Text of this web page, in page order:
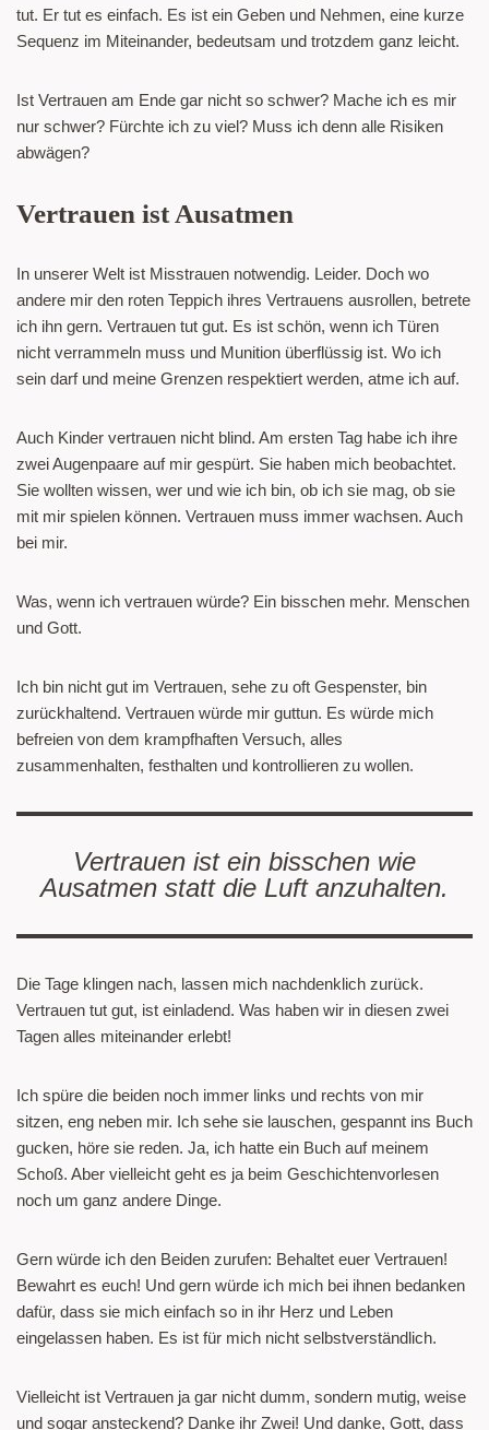
tut. Er tut es einfach. Es ist ein Geben und Nehmen, eine kurze
Sequenz im Miteinander, bedeutsam und trotzdem ganz leicht.
Ist Vertrauen am Ende gar nicht so schwer? Mache ich es mir
nur schwer? Fürchte ich zu viel? Muss ich denn alle Risiken
abwägen?
Vertrauen ist Ausatmen
In unserer Welt ist Misstrauen notwendig. Leider. Doch wo
andere mir den roten Teppich ihres Vertrauens ausrollen, betrete
ich ihn gern. Vertrauen tut gut. Es ist schön, wenn ich Türen
nicht verrammeln muss und Munition überflüssig ist. Wo ich
sein darf und meine Grenzen respektiert werden, atme ich auf.
Auch Kinder vertrauen nicht blind. Am ersten Tag habe ich ihre
zwei Augenpaare auf mir gespürt. Sie haben mich beobachtet.
Sie wollten wissen, wer und wie ich bin, ob ich sie mag, ob sie
mit mir spielen können. Vertrauen muss immer wachsen. Auch
bei mir.
Was, wenn ich vertrauen würde? Ein bisschen mehr. Menschen
und Gott.
Ich bin nicht gut im Vertrauen, sehe zu oft Gespenster, bin
zurückhaltend. Vertrauen würde mir guttun. Es würde mich
befreien von dem krampfhaften Versuch, alles
zusammenhalten, festhalten und kontrollieren zu wollen.
Vertrauen ist ein bisschen wie
Ausatmen statt die Luft anzuhalten.
Die Tage klingen nach, lassen mich nachdenklich zurück.
Vertrauen tut gut, ist einladend. Was haben wir in diesen zwei
Tagen alles miteinander erlebt!
Ich spüre die beiden noch immer links und rechts von mir
sitzen, eng neben mir. Ich sehe sie lauschen, gespannt ins Buch
gucken, höre sie reden. Ja, ich hatte ein Buch auf meinem
Schoß. Aber vielleicht geht es ja beim Geschichtenvorlesen
noch um ganz andere Dinge.
Gern würde ich den Beiden zurufen: Behaltet euer Vertrauen!
Bewahrt es euch! Und gern würde ich mich bei ihnen bedanken
dafür, dass sie mich einfach so in ihr Herz und Leben
eingelassen haben. Es ist für mich nicht selbstverständlich.
Vielleicht ist Vertrauen ja gar nicht dumm, sondern mutig, weise
und sogar ansteckend? Danke ihr Zwei! Und danke, Gott, dass